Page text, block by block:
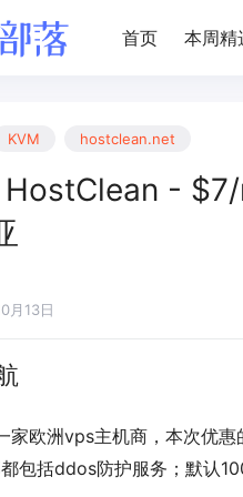
首页 本周精
KVM hostclean.net
- $7/
月13日
家欧洲vps主机商，本次优
包括ddos防护服务；默认